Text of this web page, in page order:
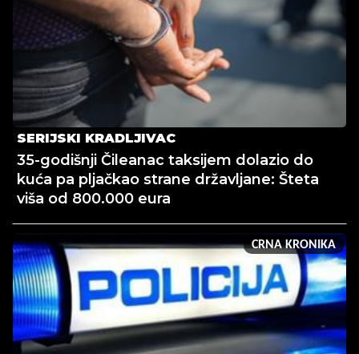
SERIJSKI KRADLJIVAC
35-godišnji Čileanac taksijem dolazio do
kuća pa pljačkao strane državljane: Šteta
viša od 800.000 eura
CRNA KRONIKA